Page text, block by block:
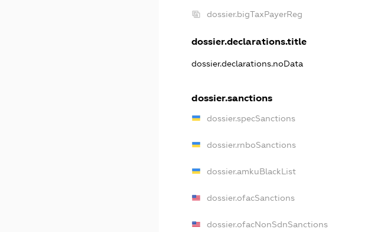
dossier.bigTaxPayerReg
dossier.declarations.title
dossier.declarations.noData
dossier.sanctions
dossier.specSanctions
dossier.rnboSanctions
dossier.amkuBlackList
dossier.ofacSanctions
dossier.ofacNonSdnSanctions